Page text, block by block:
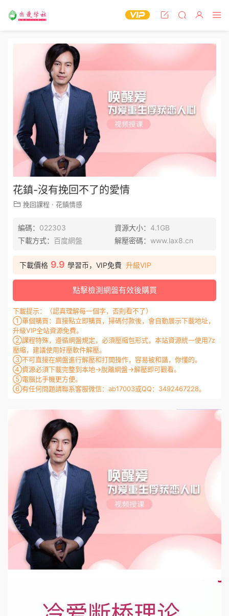
花鎮-沒有挽回不了的愛情
挽回課程 · 花鎮情感
編碼： 022303 資源大小： 4.1GB
下載方式： 百度網盤 解壓密碼： www.lax8.cn
下載價格 9.9 學習币，VIP免費 升級VIP
點擊檢測網盤有效後購買
下載提示：（認真理解每一個字，否則看不了）
①單個購買：直接點立即購買，掃碼付款後，會自動展示下載地址，
升級VIP全站資源免費。
②課程特殊，遵循網盤規定，必須壓縮包形式，本站資源統一使用7z
壓縮，建議使用好壓軟件解壓。
③不可直接在網盤進行解壓和打開操作，容易被和諧，你懂的。
④資源必須下載完整到本地→脫離網盤→解壓即可觀看。
⑤電腦比手機更方便。
⑥有任何問題請聯系客服微信：ab17003或QQ：3492467228。